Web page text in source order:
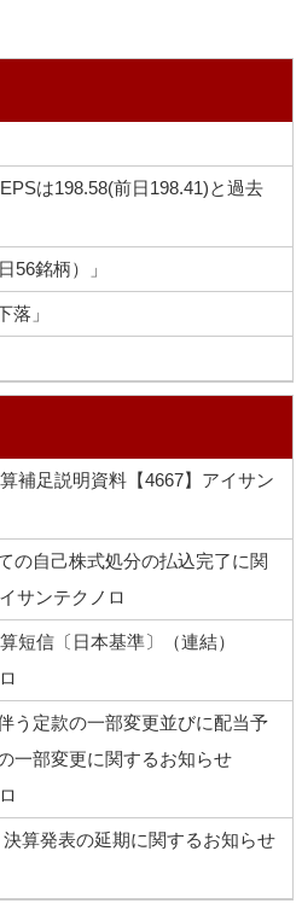
は198.58(前日198.41)と過去
56銘柄）」
落」
補足説明資料【4667】アイサン
の自己株式処分の払込完了に関
サンテクノロ
短信〔日本基準〕（連結）
う定款の一部変更並びに配当予
一部変更に関するお知らせ
算発表の延期に関するお知らせ